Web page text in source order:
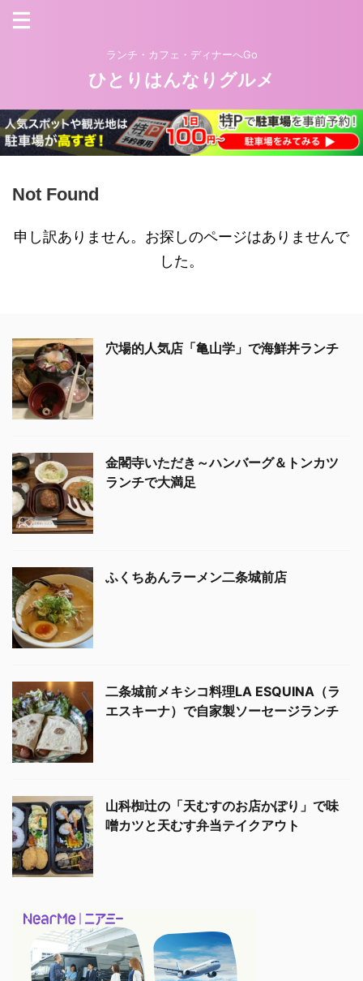
ランチ・カフェ・ディナーへGo
ひとりはんなりグルメ
Not Found
申し訳ありません。お探しのページはありませんで
した。
穴場的人気店「亀山学」で海鮮丼ランチ
金閣寺いただき～ハンバーグ＆トンカツ
ランチで大満足
ふくちあんラーメン二条城前店
二条城前メキシコ料理LA ESQUINA（ラ
エスキーナ）で自家製ソーセージランチ
山科椥辻の「天むすのお店かぽり」で味
噌カツと天むす弁当テイクアウト